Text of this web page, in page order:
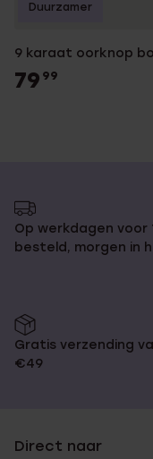
9 karaat oorknop
79 99
Duurzamer
Op werkdagen voor
besteld, morgen in
Gratis verzending
€49
Direct naar